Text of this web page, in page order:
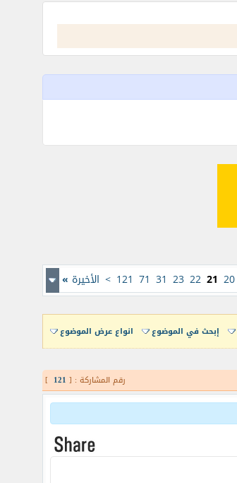
20
21
22
23
31
71
121
> الأخيرة »
إبحث في الموضوع انواع عرض الموضوع
رقم المشاركة : [ 121
]